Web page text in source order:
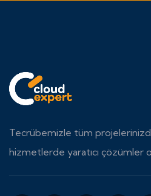
Tecrübemizle tüm
hizmetlerde yaratıcı çözümler